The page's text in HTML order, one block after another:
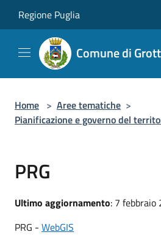
Regione Puglia
Comune di
Home > Aree tematiche >
Pianificazione e governo del
PRG
Ultimo aggiornamento: 7 febbraio
PRG - WebGIS